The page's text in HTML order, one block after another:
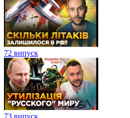
72 випуск
73 випуск